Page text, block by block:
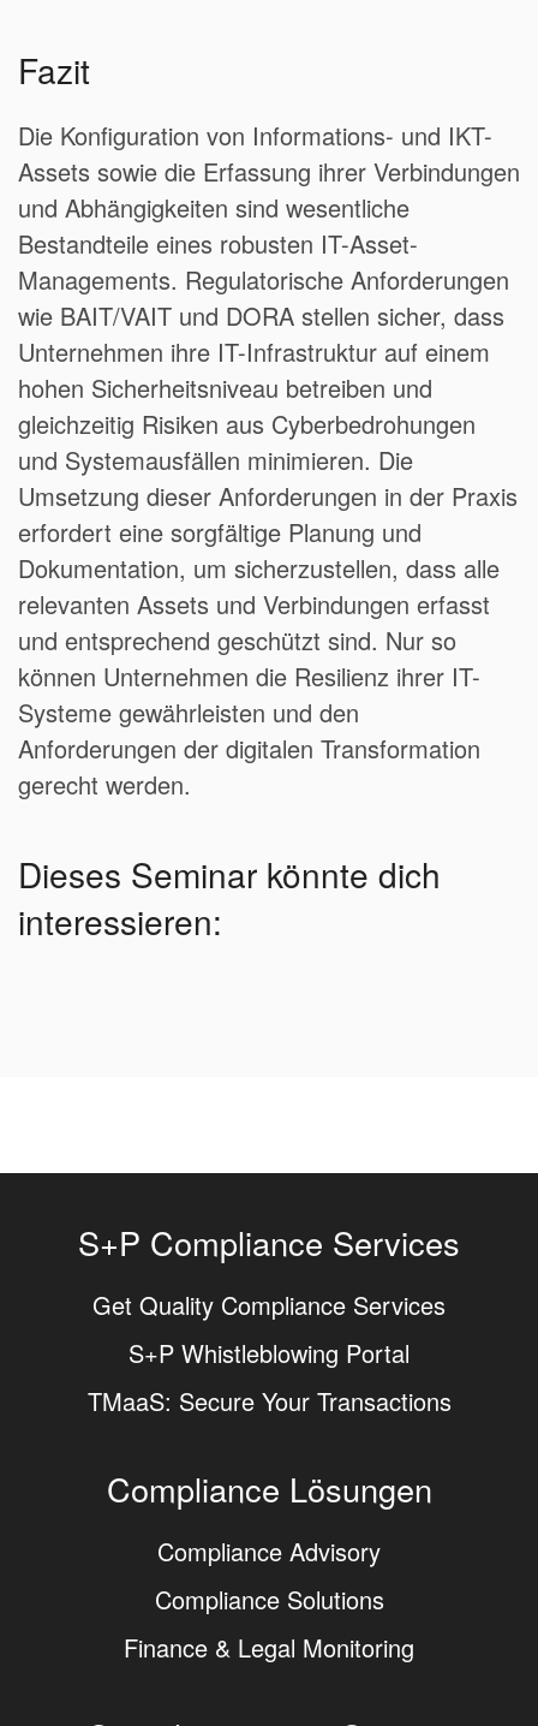
Fazit
Die Konfiguration von Informations- und IKT-
Assets sowie die Erfassung ihrer Verbindungen
und Abhängigkeiten sind wesentliche
Bestandteile eines robusten IT-Asset-
Managements. Regulatorische Anforderungen
wie BAIT/VAIT und DORA stellen sicher, dass
Unternehmen ihre IT-Infrastruktur auf einem
hohen Sicherheitsniveau betreiben und
gleichzeitig Risiken aus Cyberbedrohungen
und Systemausfällen minimieren. Die
Umsetzung dieser Anforderungen in der Praxis
erfordert eine sorgfältige Planung und
Dokumentation, um sicherzustellen, dass alle
relevanten Assets und Verbindungen erfasst
und entsprechend geschützt sind. Nur so
können Unternehmen die Resilienz ihrer IT-
Systeme gewährleisten und den
Anforderungen der digitalen Transformation
gerecht werden.
Dieses Seminar könnte dich
interessieren:
S+P Compliance Services
Get Quality Compliance Services
S+P Whistleblowing Portal
TMaaS: Secure Your Transactions
Compliance Lösungen
Compliance Advisory
Compliance Solutions
Finance & Legal Monitoring